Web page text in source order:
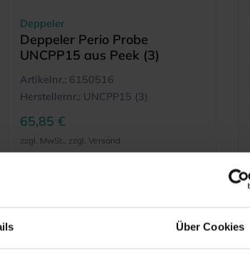
Über Cookies
Deppeler
Deppeler Perio Probe
UNCPP15 aus Peek (3)
Artikelnr.: 6150516
Herstellernr.: UNCPP15 (3)
65,85 €
zzgl. MwSt., zzgl. Versand